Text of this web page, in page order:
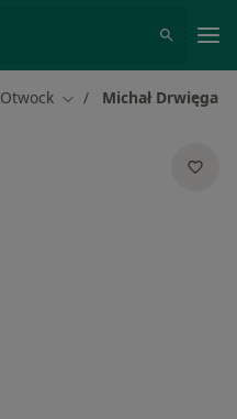
Otwock Zmień miasto
Michał Drwięga